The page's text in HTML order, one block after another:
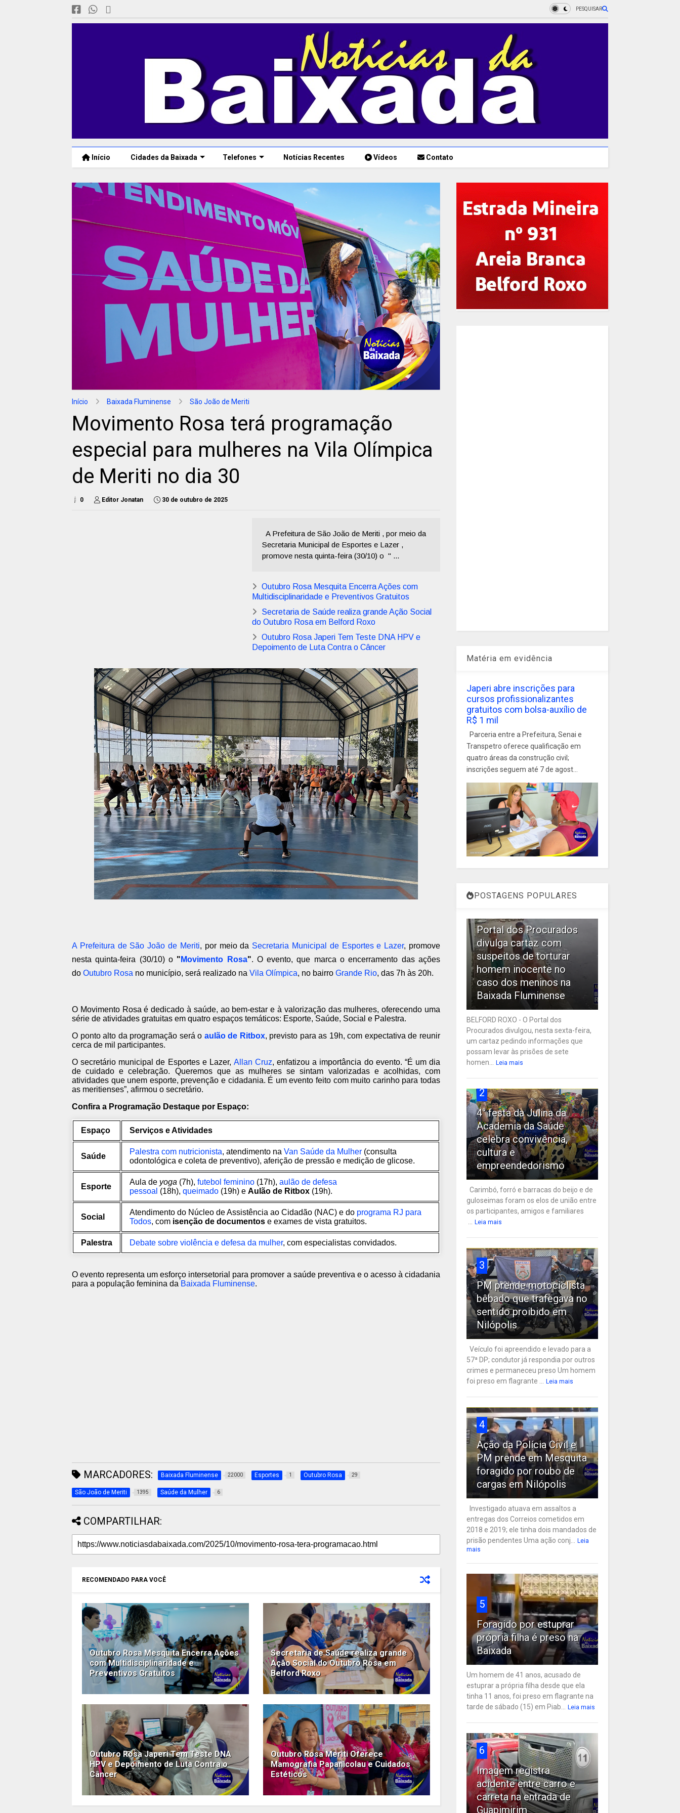
PESQUISAR
Início Cidades da Baixada Telefones Notícias Recentes Vídeos Contato
Início Baixada Fluminense São João de Meriti
Movimento Rosa terá programação
especial para mulheres na Vila Olímpica
de Meriti no dia 30
0 Editor Jonatan 30 de outubro de 2025
A Prefeitura de São João de Meriti , por meio da
Secretaria Municipal de Esportes e Lazer ,
promove nesta quinta-feira (30/10) o " ...
Outubro Rosa Mesquita Encerra Ações com
Multidisciplinaridade e Preventivos Gratuitos
Secretaria de Saúde realiza grande Ação Social
do Outubro Rosa em Belford Roxo
Outubro Rosa Japeri Tem Teste DNA HPV e
Depoimento de Luta Contra o Câncer
A Prefeitura de São João de Meriti, por meio da Secretaria Municipal de Esportes e Lazer, promove
nesta quinta-feira (30/10) o " Movimento Rosa". O evento, que marca o encerramento das ações
do Outubro Rosa no município, será realizado na Vila Olímpica, no bairro Grande Rio, das 7h às 20h.
O Movimento Rosa é dedicado à saúde, ao bem-estar e à valorização das mulheres, oferecendo uma
série de atividades gratuitas em quatro espaços temáticos: Esporte, Saúde, Social e Palestra.
O ponto alto da programação será o aulão de Ritbox, previsto para as 19h, com expectativa de reunir
cerca de mil participantes.
O secretário municipal de Esportes e Lazer, Allan Cruz, enfatizou a importância do evento. “É um dia
de cuidado e celebração. Queremos que as mulheres se sintam valorizadas e acolhidas, com
atividades que unem esporte, prevenção e cidadania. É um evento feito com muito carinho para todas
as meritienses”, afirmou o secretário.
Confira a Programação Destaque por Espaço:
Espaço Serviços e Atividades
Saúde
Palestra com nutricionista, atendimento na Van Saúde da Mulher (consulta
odontológica e coleta de preventivo), aferição de pressão e medição de glicose.
Esporte
Aula de yoga (7h), futebol feminino (17h), aulão de defesa
pessoal (18h), queimado (19h) e Aulão de Ritbox (19h).
Social
Atendimento do Núcleo de Assistência ao Cidadão (NAC) e do programa RJ para
Todos, com isenção de documentos e exames de vista gratuitos.
Palestra Debate sobre violência e defesa da mulher, com especialistas convidados.
O evento representa um esforço intersetorial para promover a saúde preventiva e o acesso à cidadania
para a população feminina da Baixada Fluminense.
MARCADORES: Baixada Fluminense 22000 Esportes 1 Outubro Rosa 29
São João de Meriti 1395 Saúde da Mulher 6
COMPARTILHAR:
RECOMENDADO PARA VOCÊ
Outubro Rosa Mesquita Encerra Ações
com Multidisciplinaridade e
Preventivos Gratuitos
Secretaria de Saúde realiza grande
Ação Social do Outubro Rosa em
Belford Roxo
Outubro Rosa Japeri Tem Teste DNA
HPV e Depoimento de Luta Contra o
Câncer
Outubro Rosa Meriti Oferece
Mamografia Papanicolau e Cuidados
Estéticos
Matéria em evidência
Japeri abre inscrições para
cursos profissionalizantes
gratuitos com bolsa-auxílio de
R$ 1 mil
Parceria entre a Prefeitura, Senai e
Transpetro oferece qualificação em
quatro áreas da construção civil;
inscrições seguem até 7 de agost...
POSTAGENS POPULARES
Portal dos Procurados
divulga cartaz com
suspeitos de torturar
homem inocente no
caso dos meninos na
Baixada Fluminense
BELFORD ROXO - O Portal dos
Procurados divulgou, nesta sexta-feira,
um cartaz pedindo informações que
possam levar às prisões de sete
homen... Leia mais
2
4° festa da Julina da
Academia da Saúde
celebra convivência,
cultura e
empreendedorismo
Carimbó, forró e barracas do beijo e de
guloseimas foram os elos de união entre
os participantes, amigos e familiares
... Leia mais
3
PM prende motociclista
bêbado que trafegava no
sentido proibido em
Nilópolis
Veículo foi apreendido e levado para a
57ª DP; condutor já respondia por outros
crimes e permaneceu preso Um homem
foi preso em flagrante ... Leia mais
4
Ação da Polícia Civil e
PM prende em Mesquita
foragido por roubo de
cargas em Nilópolis
Investigado atuava em assaltos a
entregas dos Correios cometidos em
2018 e 2019; ele tinha dois mandados de
prisão pendentes Uma ação conj... Leia
mais
5
Foragido por estuprar
própria filha é preso na
Baixada
Um homem de 41 anos, acusado de
estuprar a própria filha desde que ela
tinha 11 anos, foi preso em flagrante na
tarde de sábado (15) em Piab... Leia mais
6
Imagem registra
acidente entre carro e
carreta na entrada de
Guapimirim